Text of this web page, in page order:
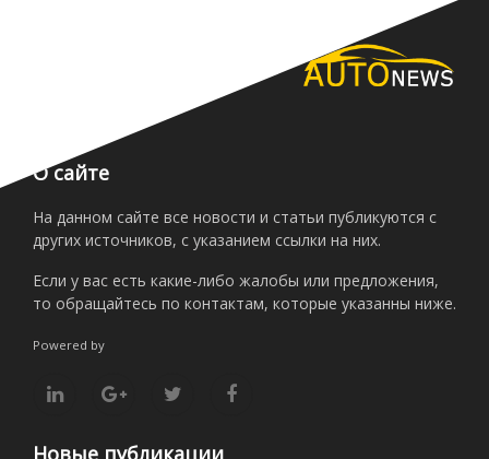
О сайте
На данном сайте все новости и статьи публикуются с
других источников, с указанием ссылки на них.
Если у вас есть какие-либо жалобы или предложения,
то обращайтесь по контактам, которые указанны ниже.
Powered by
Новые публикации